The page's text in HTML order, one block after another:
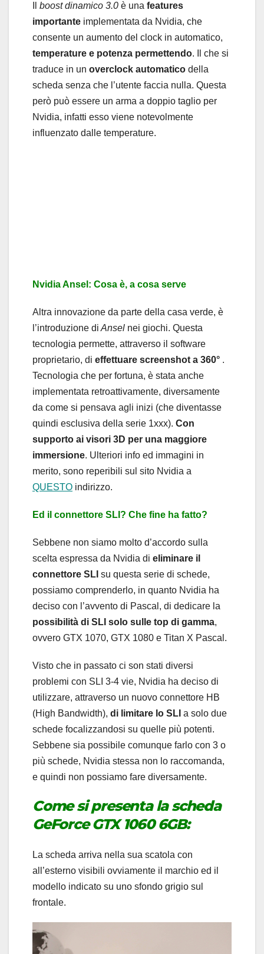
boost dinamico 3.0 è una features
importante implementata da Nvidia, che
consente un aumento del clock in automatico,
temperature e potenza permettendo. Il che si
traduce in un overclock automatico della
scheda senza che l’utente faccia nulla. Questa
però può essere un arma a doppio taglio per
Nvidia, infatti esso viene notevolmente
influenzato dalle temperature.
Nvidia Ansel: Cosa è, a cosa serve
Altra innovazione da parte della casa verde, è
l’introduzione di Ansel nei giochi. Questa
tecnologia permette, attraverso il software
proprietario, di effettuare screenshot a 360° .
Tecnologia che per fortuna, è stata anche
implementata retroattivamente, diversamente
da come si pensava agli inizi (che diventasse
quindi esclusiva della serie 1xxx). Con
supporto ai visori 3D per una maggiore
immersione. Ulteriori info ed immagini in
merito, sono reperibili sul sito Nvidia a
QUESTO indirizzo.
Ed il connettore SLI? Che fine ha fatto?
Sebbene non siamo molto d’accordo sulla
scelta espressa da Nvidia di eliminare il
connettore SLI su questa serie di schede,
possiamo comprenderlo, in quanto Nvidia ha
deciso con l’avvento di Pascal, di dedicare la
possibilità di SLI solo sulle top di gamma,
ovvero GTX 1070, GTX 1080 e Titan X Pascal.
Visto che in passato ci son stati diversi
problemi con SLI 3-4 vie, Nvidia ha deciso di
utilizzare, attraverso un nuovo connettore HB
(High Bandwidth), di limitare lo SLI a solo due
schede focalizzandosi su quelle più potenti.
Sebbene sia possibile comunque farlo con 3 o
più schede, Nvidia stessa non lo raccomanda,
e quindi non possiamo fare diversamente.
Come si presenta la scheda
GeForce GTX 1060 6GB:
La scheda arriva nella sua scatola con
all’esterno visibili ovviamente il marchio ed il
modello indicato su uno sfondo grigio sul
frontale.